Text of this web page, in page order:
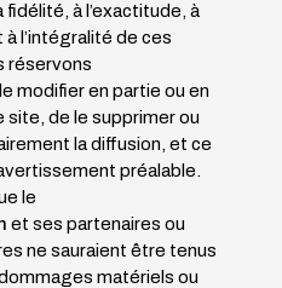
à l’exactitude, à
à l’intégralité de ces
réservons
modifier en partie ou en
de le supprimer ou
la diffusion, et ce
préalable.
le
et ses partenaires ou
ne sauraient être tenus
matériels ou